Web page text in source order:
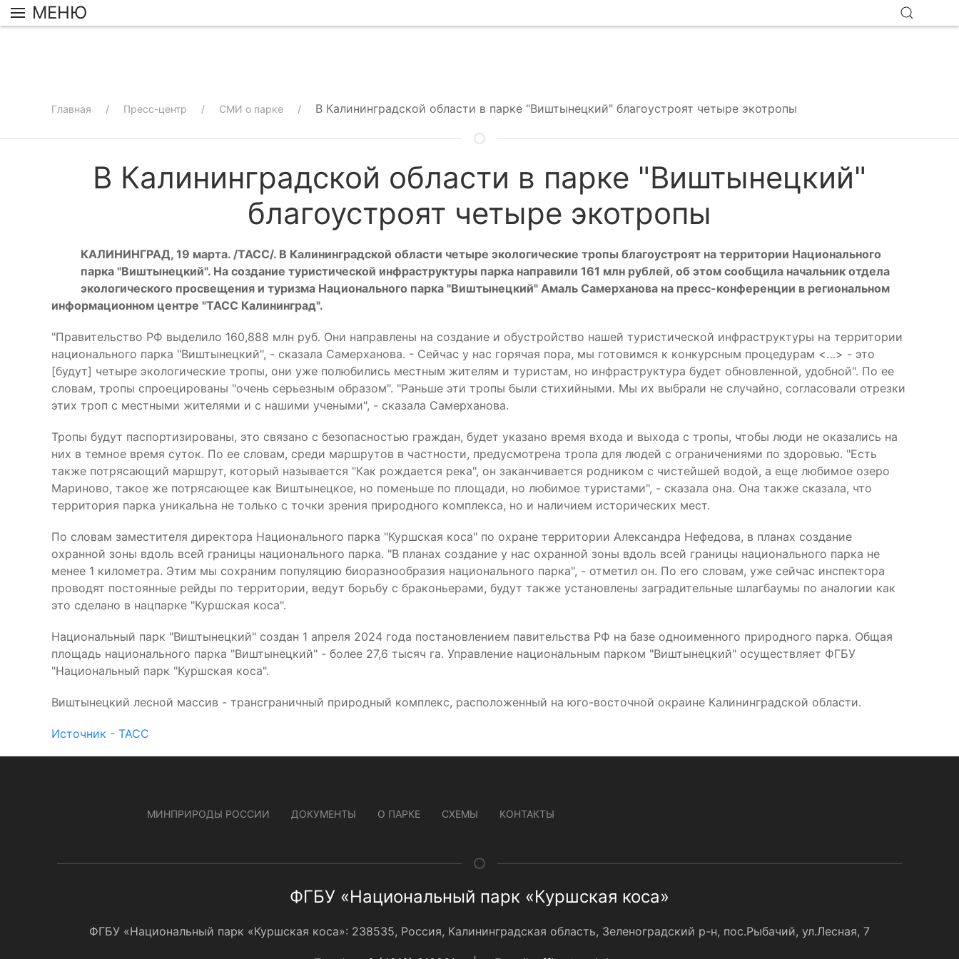
МЕНЮ
Главная Пресс-центр СМИ о парке В Калининградской области в парке "Виштынецкий" благоустроят четыре экотропы
В Калининградской области в парке "Виштынецкий"
благоустроят четыре экотропы
КАЛИНИНГРАД, 19 марта. /ТАСС/. В Калининградской области четыре экологические тропы благоустроят на территории Национального
парка "Виштынецкий". На создание туристической инфраструктуры парка направили 161 млн рублей, об этом сообщила начальник отдела
экологического просвещения и туризма Национального парка "Виштынецкий" Амаль Самерханова на пресс-конференции в региональном
информационном центре "ТАСС Калининград".
"Правительство РФ выделило 160,888 млн руб. Они направлены на создание и обустройство нашей туристической инфраструктуры на территории
национального парка "Виштынецкий", - сказала Самерханова. - Сейчас у нас горячая пора, мы готовимся к конкурсным процедурам <…> - это
[будут] четыре экологические тропы, они уже полюбились местным жителям и туристам, но инфраструктура будет обновленной, удобной". По ее
словам, тропы спроецированы "очень серьезным образом". "Раньше эти тропы были стихийными. Мы их выбрали не случайно, согласовали отрезки
этих троп с местными жителями и с нашими учеными", - сказала Самерханова.
Тропы будут паспортизированы, это связано с безопасностью граждан, будет указано время входа и выхода с тропы, чтобы люди не оказались на
них в темное время суток. По ее словам, среди маршрутов в частности, предусмотрена тропа для людей с ограничениями по здоровью. "Есть
также потрясающий маршрут, который называется "Как рождается река", он заканчивается родником с чистейшей водой, а еще любимое озеро
Мариново, такое же потрясающее как Виштынецкое, но поменьше по площади, но любимое туристами", - сказала она. Она также сказала, что
территория парка уникальна не только с точки зрения природного комплекса, но и наличием исторических мест.
По словам заместителя директора Национального парка "Куршская коса" по охране территории Александра Нефедова, в планах создание
охранной зоны вдоль всей границы национального парка. "В планах создание у нас охранной зоны вдоль всей границы национального парка не
менее 1 километра. Этим мы сохраним популяцию биоразнообразия национального парка", - отметил он. По его словам, уже сейчас инспектора
проводят постоянные рейды по территории, ведут борьбу с браконьерами, будут также установлены заградительные шлагбаумы по аналогии как
это сделано в нацпарке "Куршская коса".
Национальный парк "Виштынецкий" создан 1 апреля 2024 года постановлением павительства РФ на базе одноименного природного парка. Общая
площадь национального парка "Виштынецкий" - более 27,6 тысяч га. Управление национальным парком "Виштынецкий" осуществляет ФГБУ
"Национальный парк "Куршская коса".
Виштынецкий лесной массив - трансграничный природный комплекс, расположенный на юго-восточной окраине Калининградской области.
Источник - ТАСС
МИНПРИРОДЫ РОССИИ ДОКУМЕНТЫ О ПАРКЕ СХЕМЫ КОНТАКТЫ
ФГБУ «Национальный парк «Куршская коса»
ФГБУ «Национальный парк «Куршская коса»: 238535, Россия, Калининградская область, Зеленоградский р-н, пос.Рыбачий, ул.Лесная, 7